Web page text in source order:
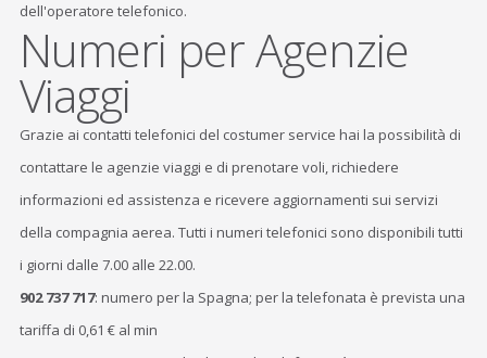
dell'operatore telefonico.
Numeri per Agenzie
Viaggi
Grazie ai contatti telefonici del costumer service hai la possibilità di
contattare le agenzie viaggi e di prenotare voli, richiedere
informazioni ed assistenza e ricevere aggiornamenti sui servizi
della compagnia aerea. Tutti i numeri telefonici sono disponibili tutti
i giorni dalle 7.00 alle 22.00.
902 737 717: numero per la Spagna; per la telefonata è prevista una
tariffa di 0,61 € al min